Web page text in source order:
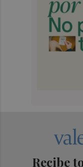
Recibe